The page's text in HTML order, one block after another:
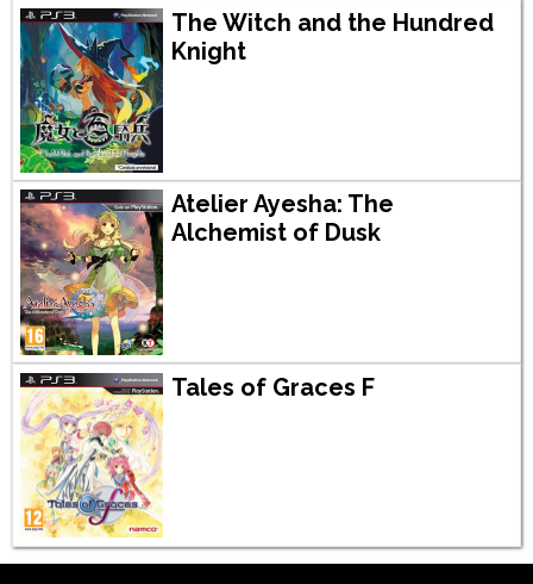
The Witch and the Hundred
Knight
Atelier Ayesha: The
Alchemist of Dusk
Tales of Graces F